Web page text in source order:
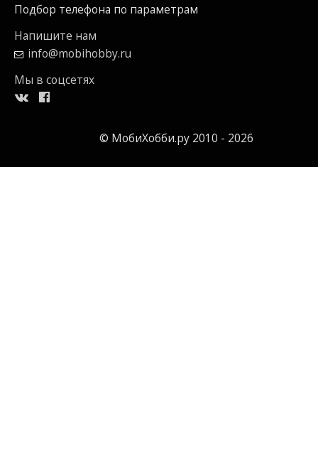
Подбор телефона по параметрам
Напишите нам
info@mobihobby.ru
Мы в соцсетях
© МобиХобби.ру 2010 - 2026